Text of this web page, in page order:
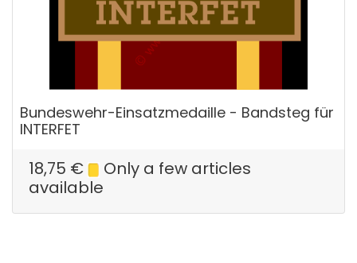
Bundeswehr-Einsatzmedaille - Bandsteg für
INTERFET
18,75 €
Only a few articles
available